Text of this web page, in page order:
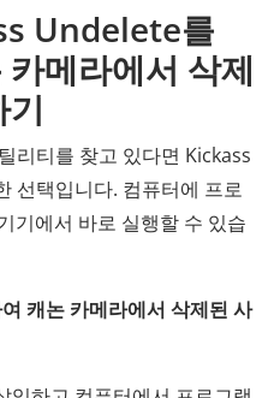
Undelete를
메라에서 삭제
리티를 찾고 있다면 Kickass
선택입니다. 컴퓨터에 프로
기에서 바로 실행할 수 있습
캐논 카메라에서 삭제된 사